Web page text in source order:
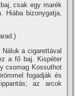
csak egy marék
Hiába bizonygatja,
a cigarettával
a fő baj. Kispéter
csomag Kossuthot
fogadják és
az arcok